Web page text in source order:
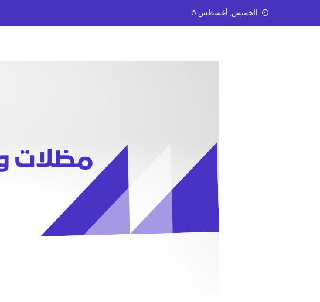
الخميس, أغسطس 6